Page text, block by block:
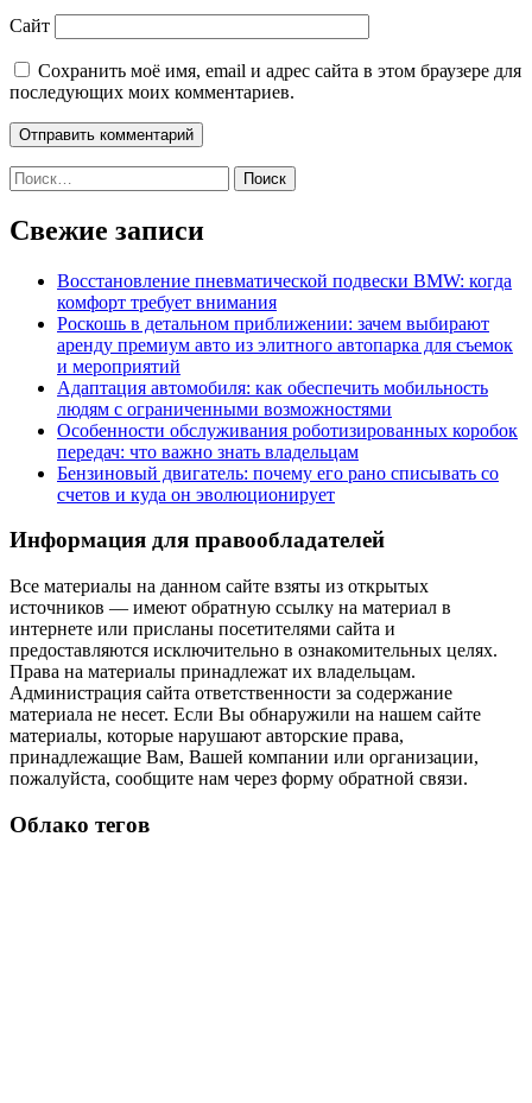
Сайт
Сохранить моё имя, email и адрес сайта в этом браузере для
последующих моих комментариев.
Найти:
Свежие записи
Восстановление пневматической подвески BMW: когда
комфорт требует внимания
Роскошь в детальном приближении: зачем выбирают
аренду премиум авто из элитного автопарка для съемок
и мероприятий
Адаптация автомобиля: как обеспечить мобильность
людям с ограниченными возможностями
Особенности обслуживания роботизированных коробок
передач: что важно знать владельцам
Бензиновый двигатель: почему его рано списывать со
счетов и куда он эволюционирует
Информация для правообладателей
Все материалы на данном сайте взяты из открытых
источников — имеют обратную ссылку на материал в
интернете или присланы посетителями сайта и
предоставляются исключительно в ознакомительных целях.
Права на материалы принадлежат их владельцам.
Администрация сайта ответственности за содержание
материала не несет. Если Вы обнаружили на нашем сайте
материалы, которые нарушают авторские права,
принадлежащие Вам, Вашей компании или организации,
пожалуйста, сообщите нам через форму обратной связи.
Облако тегов